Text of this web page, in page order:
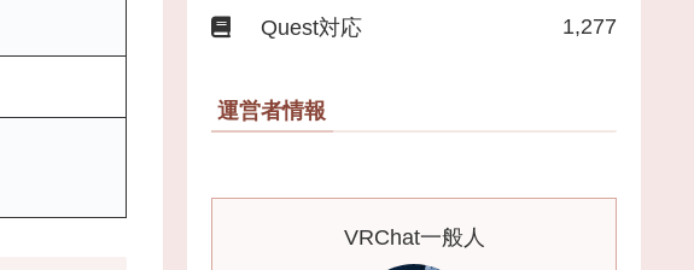
Quest対応 1,277
運営者情報
VRChat一般人